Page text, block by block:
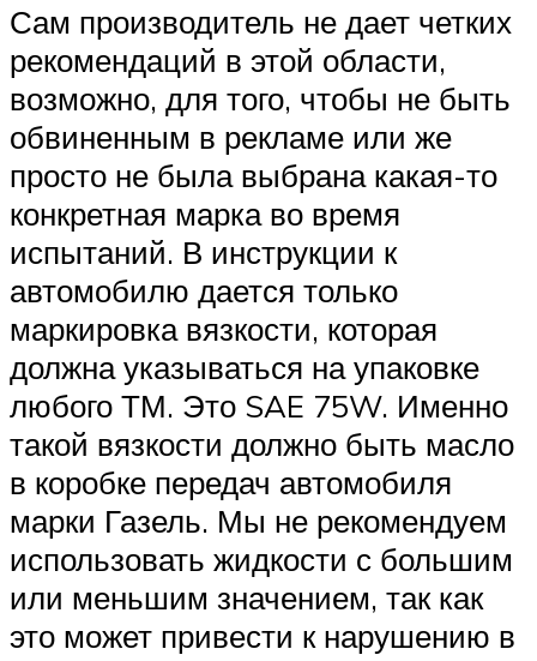
Сам производитель не дает четких
рекомендаций в этой области,
возможно, для того, чтобы не быть
обвиненным в рекламе или же
просто не была выбрана какая-то
конкретная марка во время
испытаний. В инструкции к
автомобилю дается только
маркировка вязкости, которая
должна указываться на упаковке
любого ТМ. Это SAE 75W. Именно
такой вязкости должно быть масло
в коробке передач автомобиля
марки Газель. Мы не рекомендуем
использовать жидкости с большим
или меньшим значением, так как
это может привести к нарушению в